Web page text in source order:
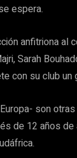
espera.
anfitriona al
Sarah
con su club
son
de 12 años